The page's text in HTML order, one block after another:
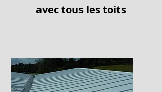
avec tous les toits